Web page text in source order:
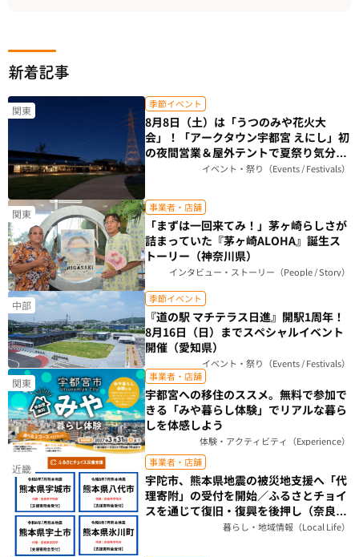
新着記事
関東 季節イベント
8月8日（土）は「うつのみや花火大
会」！「アークタウン宇都宮 えにし」初
の夜間営業＆屋外テントで夏祭り気分を
楽しもう（栃木県）イベント・祭り（Events / Festivals）
関東 事業者・店舗
「まずは一回来てみ！」茅ヶ崎らしさが
詰まっていた『茅ヶ崎ALOHA』誕生ス
トーリー（神奈川県）
インタビュー・ストーリー（People / Story）
中部 季節イベント
『道の駅 マチテラス日進』開駅1周年！
8月16日（日）までスペシャルイベント
開催（愛知県）
イベント・祭り（Events / Festivals）
関東 事業者・店舗
宇都宮への移住のススメ。無料で参加で
きる「みや暮らし体験」でリアルな暮ら
しを体感しよう
体験・アクティビティ（Experience）
近畿 事業者・店舗
宇陀市、熊本県地震の被災地支援へ「代
理寄附」の受付を開始／ふるさとチョイ
スを通じて復旧・復興を後押し（奈良
暮らし・地域情報（Local Life）